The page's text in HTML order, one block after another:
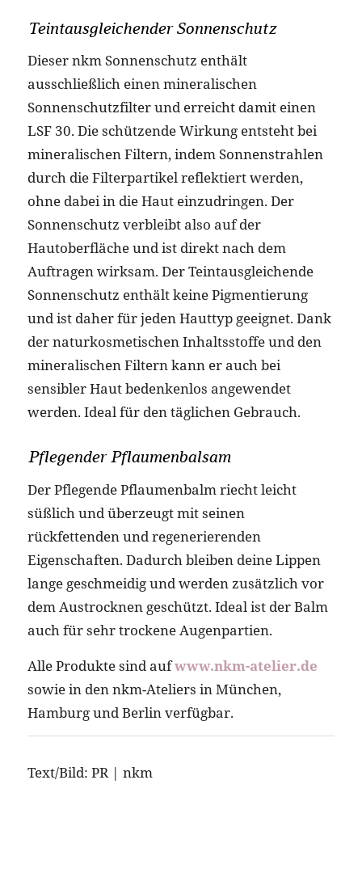
Teintausgleichender Sonnenschutz
Dieser nkm Sonnenschutz enthält
ausschließlich einen mineralischen
Sonnenschutzfilter und erreicht damit einen
LSF 30. Die schützende Wirkung entsteht bei
mineralischen Filtern, indem Sonnenstrahlen
durch die Filterpartikel reflektiert werden,
ohne dabei in die Haut einzudringen. Der
Sonnenschutz verbleibt also auf der
Hautoberfläche und ist direkt nach dem
Auftragen wirksam. Der Teintausgleichende
Sonnenschutz enthält keine Pigmentierung
und ist daher für jeden Hauttyp geeignet. Dank
der naturkosmetischen Inhaltsstoffe und den
mineralischen Filtern kann er auch bei
sensibler Haut bedenkenlos angewendet
werden. Ideal für den täglichen Gebrauch.
Pflegender Pflaumenbalsam
Der Pflegende Pflaumenbalm riecht leicht
süßlich und überzeugt mit seinen
rückfettenden und regenerierenden
Eigenschaften. Dadurch bleiben deine Lippen
lange geschmeidig und werden zusätzlich vor
dem Austrocknen geschützt. Ideal ist der Balm
auch für sehr trockene Augenpartien.
Alle Produkte sind aufwww.nkm-atelier.de
sowie in den nkm-Ateliers in München,
Hamburg und Berlin verfügbar.
Text/Bild: PR | nkm